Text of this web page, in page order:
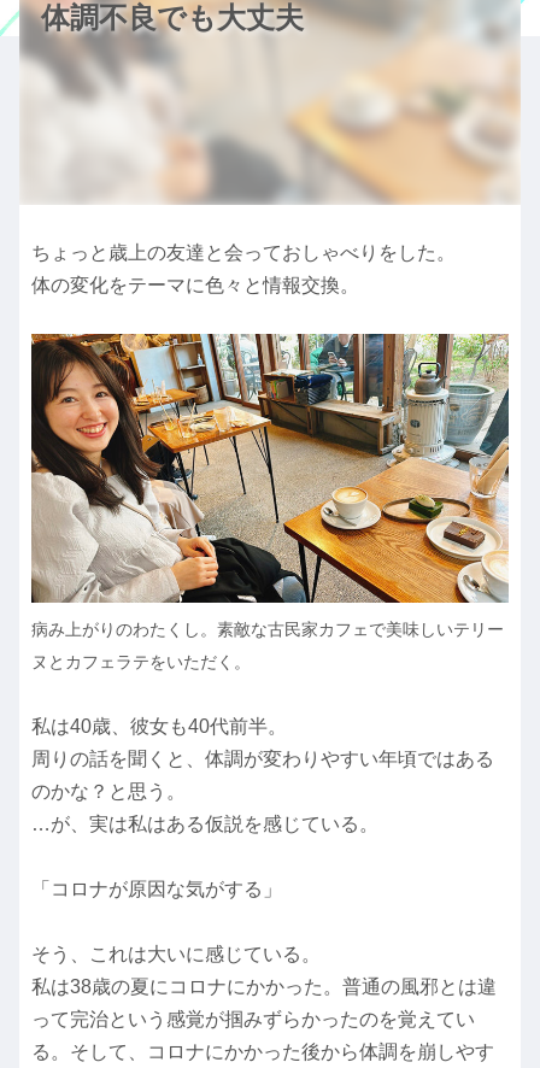
体調不良でも大丈夫
ちょっと歳上の友達と会っておしゃべりをした。
体の変化をテーマに色々と情報交換。
病み上がりのわたくし。素敵な古民家カフェで美味しいテリー
ヌとカフェラテをいただく。
私は40歳、彼女も40代前半。
周りの話を聞くと、体調が変わりやすい年頃ではある
のかな？と思う。
…が、実は私はある仮説を感じている。
「コロナが原因な気がする」
そう、これは大いに感じている。
私は38歳の夏にコロナにかかった。普通の風邪とは違
って完治という感覚が掴みずらかったのを覚えてい
る。そして、コロナにかかった後から体調を崩しやす